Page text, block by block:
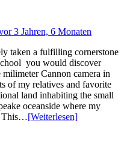
3 Jahren, 6 Monaten
taken a fulfilling cornerstone
you would discover
Cannon camera in
of my relatives and favorite
land inhabiting the small
oceanside where my
This…[Weiterlesen]